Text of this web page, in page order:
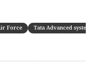
Force Tata Advanced